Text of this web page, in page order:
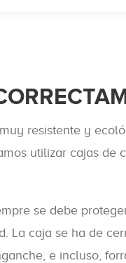
resistente y
utilizar cajas de
se debe
La caja se ha de
e incluso,